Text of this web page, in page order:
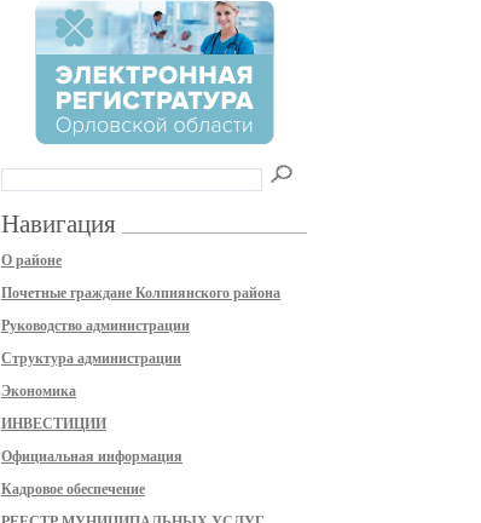
Навигация
О районе
Почетные граждане Колпнянского района
Руководство администрации
Структура администрации
Экономика
ИНВЕСТИЦИИ
Официальная информация
Кадровое обеспечение